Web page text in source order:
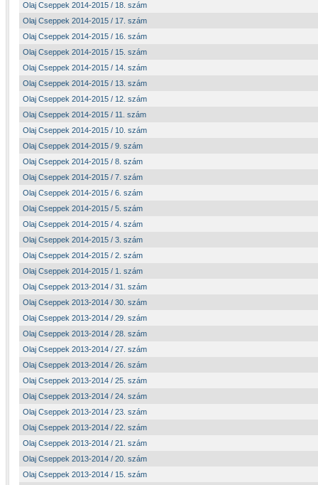
Olaj Cseppek 2014-2015 / 18. szám
Olaj Cseppek 2014-2015 / 17. szám
Olaj Cseppek 2014-2015 / 16. szám
Olaj Cseppek 2014-2015 / 15. szám
Olaj Cseppek 2014-2015 / 14. szám
Olaj Cseppek 2014-2015 / 13. szám
Olaj Cseppek 2014-2015 / 12. szám
Olaj Cseppek 2014-2015 / 11. szám
Olaj Cseppek 2014-2015 / 10. szám
Olaj Cseppek 2014-2015 / 9. szám
Olaj Cseppek 2014-2015 / 8. szám
Olaj Cseppek 2014-2015 / 7. szám
Olaj Cseppek 2014-2015 / 6. szám
Olaj Cseppek 2014-2015 / 5. szám
Olaj Cseppek 2014-2015 / 4. szám
Olaj Cseppek 2014-2015 / 3. szám
Olaj Cseppek 2014-2015 / 2. szám
Olaj Cseppek 2014-2015 / 1. szám
Olaj Cseppek 2013-2014 / 31. szám
Olaj Cseppek 2013-2014 / 30. szám
Olaj Cseppek 2013-2014 / 29. szám
Olaj Cseppek 2013-2014 / 28. szám
Olaj Cseppek 2013-2014 / 27. szám
Olaj Cseppek 2013-2014 / 26. szám
Olaj Cseppek 2013-2014 / 25. szám
Olaj Cseppek 2013-2014 / 24. szám
Olaj Cseppek 2013-2014 / 23. szám
Olaj Cseppek 2013-2014 / 22. szám
Olaj Cseppek 2013-2014 / 21. szám
Olaj Cseppek 2013-2014 / 20. szám
Olaj Cseppek 2013-2014 / 15. szám